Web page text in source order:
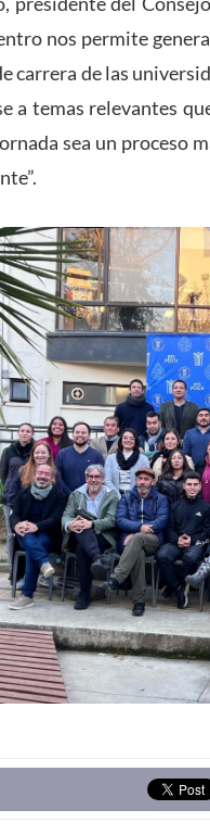
nos permite
carrera de las
a temas relevantes
sea un proceso